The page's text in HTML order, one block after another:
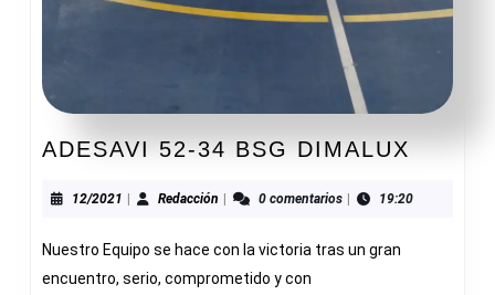
ADESAVI 52-34 BSG DIMALUX
34
12/2021 12/2021
| Redacción Redacción
| 0 comentarios | 19:20
Nuestro Equipo se hace con la victoria tras un gran
encuentro, serio, comprometido y con